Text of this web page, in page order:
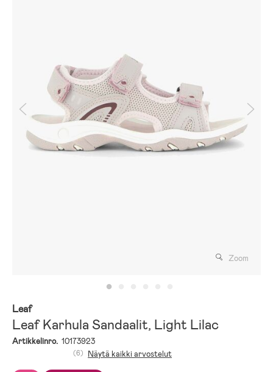
Zoom
Leaf
Leaf Karhula Sandaalit, Light Lilac
Artikkelinro. 10173923
(6) Näytä kaikki arvostelut